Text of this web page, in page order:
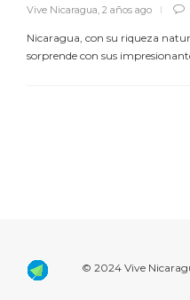
Vive Nicaragua, 2 años ago
Nicaragua, con su riqueza
sorprende con sus
© 2024 Vive